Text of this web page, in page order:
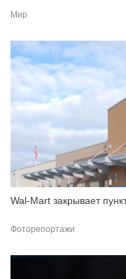
Мир
Wal-Mart закрывает
Фоторепортажи